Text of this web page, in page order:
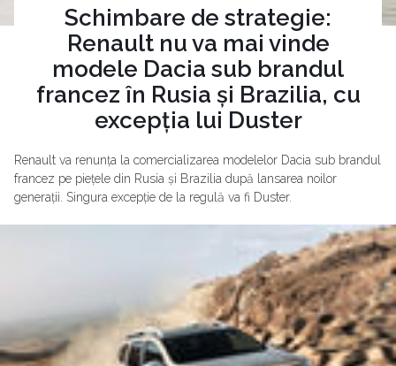
Schimbare de strategie:
Renault nu va mai vinde
modele Dacia sub brandul
francez în Rusia și Brazilia, cu
excepția lui Duster
Renault va renunța la comercializarea modelelor Dacia sub brandul
francez pe piețele din Rusia și Brazilia după lansarea noilor
generații. Singura excepție de la regulă va fi Duster.